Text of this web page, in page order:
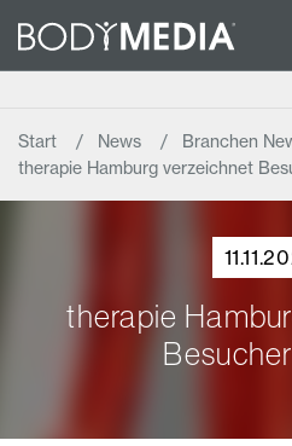
Start News
Branchen
therapie Hamburg verzeichnet
therapie